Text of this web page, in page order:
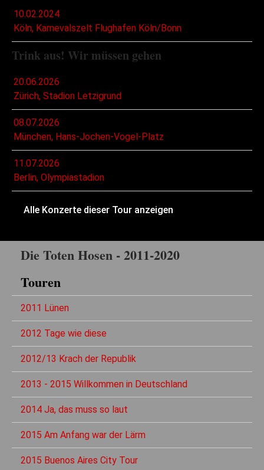
10.02.2024
Köln, Karnevalszelt Flughafen Köln/Bonn
Trink aus! Wir müssen gehen
20.06.2026
Zürich, Stadion Letzigrund
08.07.2026
München, Hans-Jochen-Vogel-Platz
11.07.2026
Berlin, Olympiastadion
Alle Konzerte dieser Tour anzeigen
Die Toten Hosen - 2011-2020
Touren
2011 Lünen
2012 Tage wie diese
2012/13 Krach der Republik
2013 - 2015 Willkommen in Deutschland
2014 Ja, das muss so laut
2015 Am Anfang war der Lärm
2015 Buenos Aires City Tour